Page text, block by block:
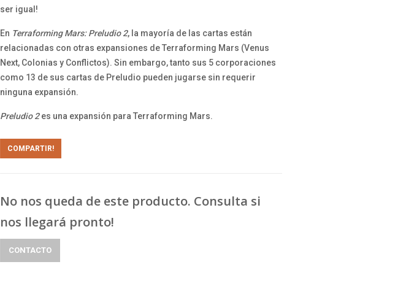
ser igual!
En Terraforming Mars: Preludio 2, la mayoría de las cartas están
relacionadas con otras expansiones de Terraforming Mars (Venus
Next, Colonias y Conflictos). Sin embargo, tanto sus 5 corporaciones
como 13 de sus cartas de Preludio pueden jugarse sin requerir
ninguna expansión.
Preludio 2es una expansión para Terraforming Mars.
COMPARTIR!
No nos queda de este producto. Consulta si
nos llegará pronto!
CONTACTO